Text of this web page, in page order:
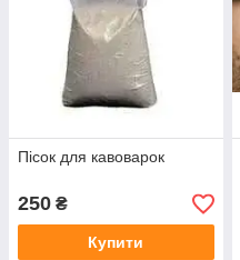
Пісок для кавоварок
250 ₴
Купити